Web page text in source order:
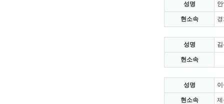
성명
현소속
성명
현소속
성명
현소속